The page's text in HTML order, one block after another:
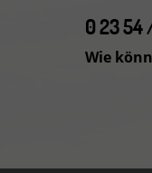
0 23 54
Wie